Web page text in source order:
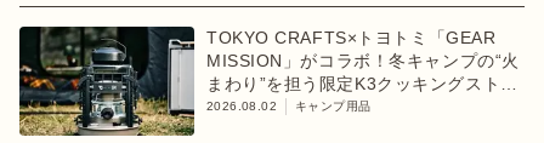
TOKYO CRAFTS×トヨトミ「GEAR
MISSION」がコラボ！冬キャンプの“火
まわり”を担う限定K3クッキングストー
ブが登場
2026.08.02 キャンプ用品